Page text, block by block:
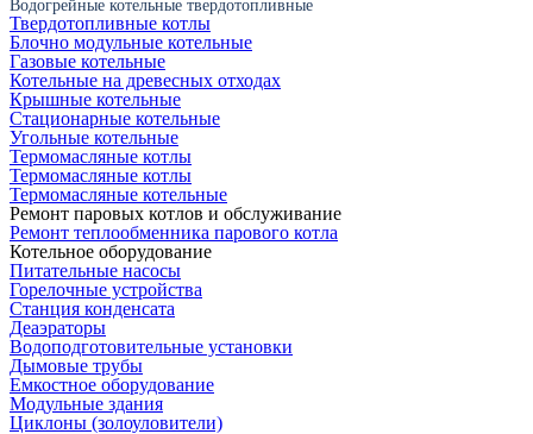
Водогрейные котельные твердотопливные
Твердотопливные котлы
Блочно модульные котельные
Газовые котельные
Котельные на древесных отходах
Крышные котельные
Стационарные котельные
Угольные котельные
Термомасляные котлы
Термомасляные котлы
Термомасляные котельные
Ремонт паровых котлов и обслуживание
Ремонт теплообменника парового котла
Котельное оборудование
Питательные насосы
Горелочные устройства
Станция конденсата
Деаэраторы
Водоподготовительные установки
Дымовые трубы
Емкостное оборудование
Mодульные здания
Циклоны (золоуловители)